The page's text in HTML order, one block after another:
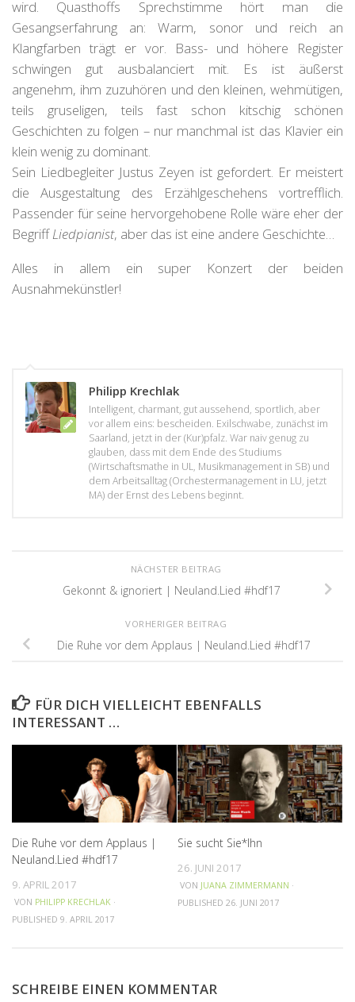
wird. Quasthoffs Sprechstimme hört man die
Gesangserfahrung an: Warm, sonor und reich an
Klangfarben trägt er vor. Bass- und höhere Register
schwingen gut ausbalanciert mit. Es ist äußerst
angenehm, ihm zuzuhören und den kleinen, wehmütigen,
teils gruseligen, teils fast schon kitschig schönen
Geschichten zu folgen – nur manchmal ist das Klavier ein
klein wenig zu dominant.
Sein Liedbegleiter Justus Zeyen ist gefordert. Er meistert
die Ausgestaltung des Erzählgeschehens vortrefflich.
Passender für seine hervorgehobene Rolle wäre eher der
BegriffLiedpianist, aber das ist eine andere Geschichte…
Alles in allem ein super Konzert der beiden
Ausnahmekünstler!
Philipp Krechlak
Intelligent, charmant, gut aussehend, sportlich, aber
vor allem eins: bescheiden. Exilschwabe, zunächst im
Saarland, jetzt in der (Kur)pfalz. War naiv genug zu
glauben, dass mit dem Ende des Studiums
(Wirtschaftsmathe in UL, Musikmanagement in SB) und
dem Arbeitsalltag (Orchestermanagement in LU, jetzt
MA) der Ernst des Lebens beginnt.
NÄCHSTER BEITRAG
Gekonnt & ignoriert | Neuland.Lied #hdf17
VORHERIGER BEITRAG
Die Ruhe vor dem Applaus | Neuland.Lied #hdf17
FÜR DICH VIELLEICHT EBENFALLS
INTERESSANT …
Die Ruhe vor dem Applaus |
Neuland.Lied #hdf17
9. APRIL 2017
VON PHILIPP KRECHLAK ·
PUBLISHED 9. APRIL 2017
Sie sucht Sie*Ihn
26. JUNI 2017
VON JUANA ZIMMERMANN ·
PUBLISHED 26. JUNI 2017
SCHREIBE EINEN KOMMENTAR